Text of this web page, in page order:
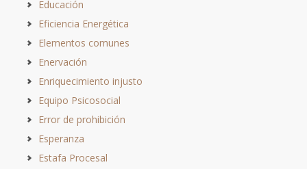
Educación
Eficiencia Energética
Elementos comunes
Enervación
Enriquecimiento injusto
Equipo Psicosocial
Error de prohibición
Esperanza
Estafa Procesal